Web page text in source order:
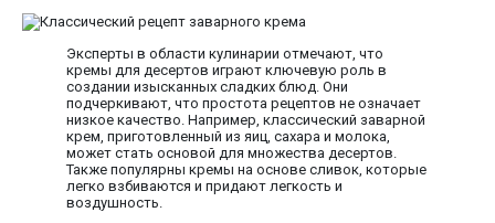
Эксперты в области кулинарии отмечают, что
кремы для десертов играют ключевую роль в
создании изысканных сладких блюд. Они
подчеркивают, что простота рецептов не означает
низкое качество. Например, классический заварной
крем, приготовленный из яиц, сахара и молока,
может стать основой для множества десертов.
Также популярны кремы на основе сливок, которые
легко взбиваются и придают легкость и
воздушность.